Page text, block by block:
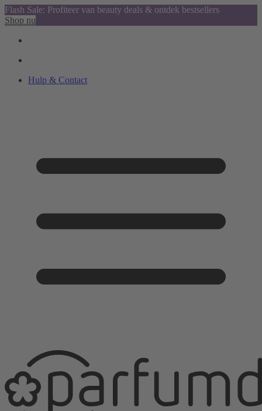
Flash Sale: Profiteer van beauty deals & ontdek bestsellers
Shop nu
Hulp & Contact